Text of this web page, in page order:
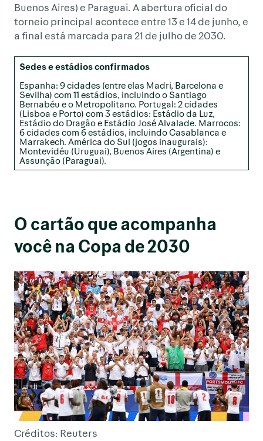
Buenos Aires) e Paraguai. A abertura oficial do
torneio principal acontece entre 13 e 14 de junho, e
a final está marcada para 21 de julho de 2030.
Sedes e estádios confirmados
Espanha: 9 cidades (entre elas Madri, Barcelona e
Sevilha) com 11 estádios, incluindo o Santiago
Bernabéu e o Metropolitano. Portugal: 2 cidades
(Lisboa e Porto) com 3 estádios: Estádio da Luz,
Estádio do Dragão e Estádio José Alvalade. Marrocos:
6 cidades com 6 estádios, incluindo Casablanca e
Marrakech. América do Sul (jogos inaugurais):
Montevidéu (Uruguai), Buenos Aires (Argentina) e
Assunção (Paraguai).
O cartão que acompanha
você na Copa de 2030
Créditos: Reuters